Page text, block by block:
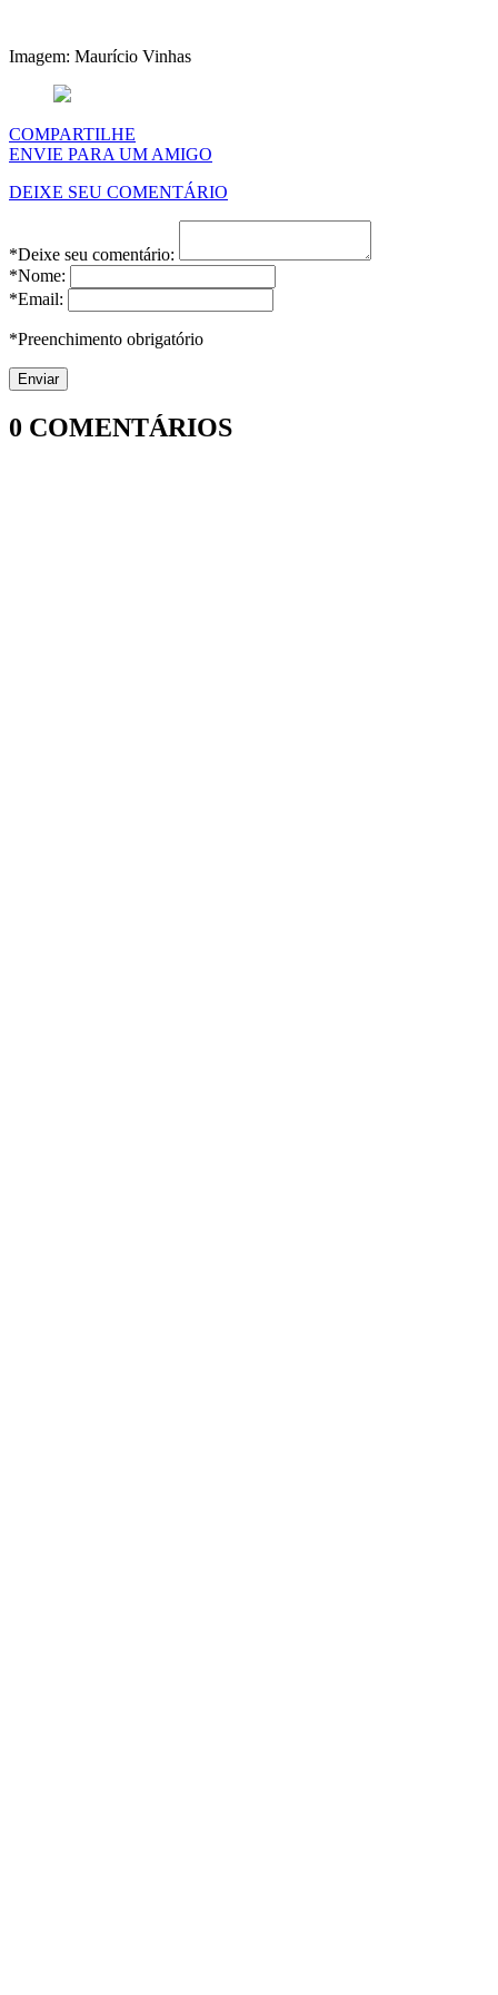
Imagem: Maurício Vinhas
COMPARTILHE
ENVIE PARA UM AMIGO
DEIXE SEU COMENTÁRIO
*Deixe seu comentário:
*Nome:
*Email:
*Preenchimento obrigatório
0 COMENTÁRIOS